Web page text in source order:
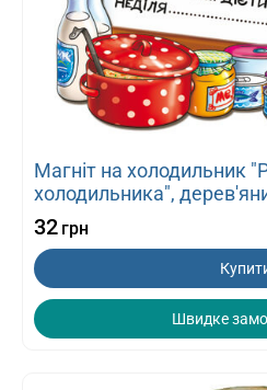
Магніт на холодильник
холодильника",
32 грн
Швидке